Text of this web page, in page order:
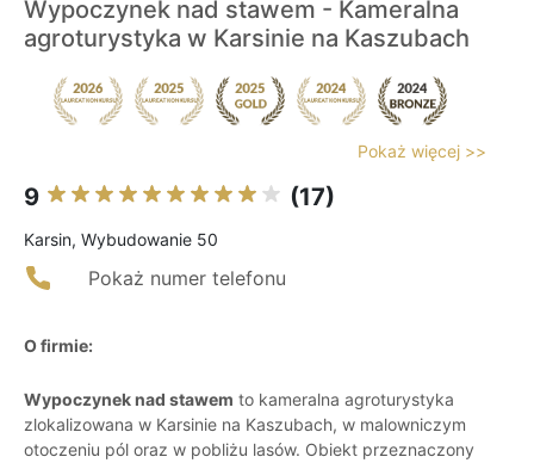
Wypoczynek nad stawem - Kameralna
agroturystyka w Karsinie na Kaszubach
Pokaż więcej >>
9 (17)
Karsin, Wybudowanie 50
Pokaż numer telefonu
O firmie:
Wypoczynek nad stawem to kameralna agroturystyka
zlokalizowana w Karsinie na Kaszubach, w malowniczym
otoczeniu pól oraz w pobliżu lasów. Obiekt przeznaczony